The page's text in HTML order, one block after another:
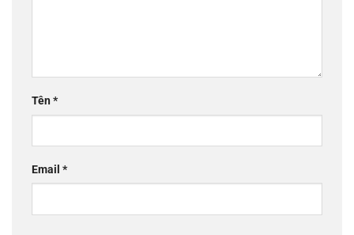
Tên*
Email *